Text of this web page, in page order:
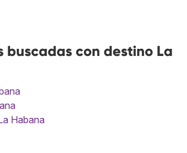
buscadas con destino La
Habana